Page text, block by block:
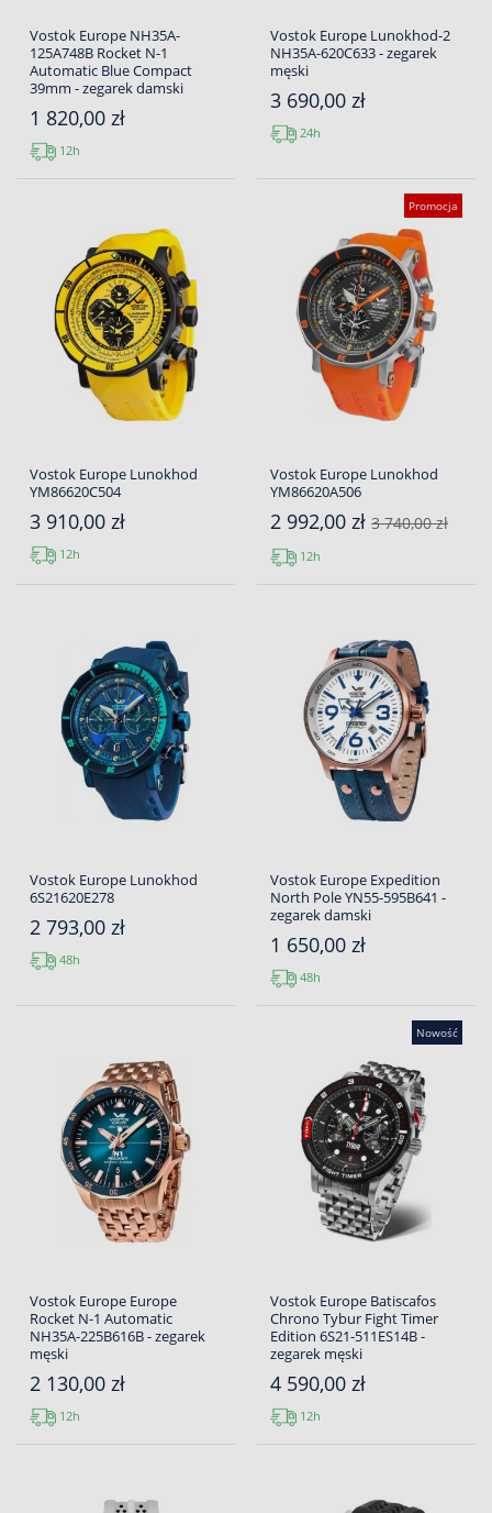
Vostok Europe NH35A-
125A748B Rocket N-1
Automatic Blue Compact
39mm - zegarek damski
1 820,00 zł
12h
Vostok Europe Lunokhod-2
NH35A-620C633 - zegarek
męski
3 690,00 zł
24h
Vostok Europe Lunokhod
YM86620C504
3 910,00 zł
12h
Promocja
Vostok Europe Lunokhod
YM86620A506
2 992,00 zł 3 740,00 zł
12h
Vostok Europe Lunokhod
6S21620E278
2 793,00 zł
48h
Vostok Europe Expedition
North Pole YN55-595B641 -
zegarek damski
1 650,00 zł
48h
Vostok Europe Europe
Rocket N-1 Automatic
NH35A-225B616B - zegarek
męski
2 130,00 zł
12h
Nowość
Vostok Europe Batiscafos
Chrono Tybur Fight Timer
Edition 6S21-511ES14B -
zegarek męski
4 590,00 zł
12h